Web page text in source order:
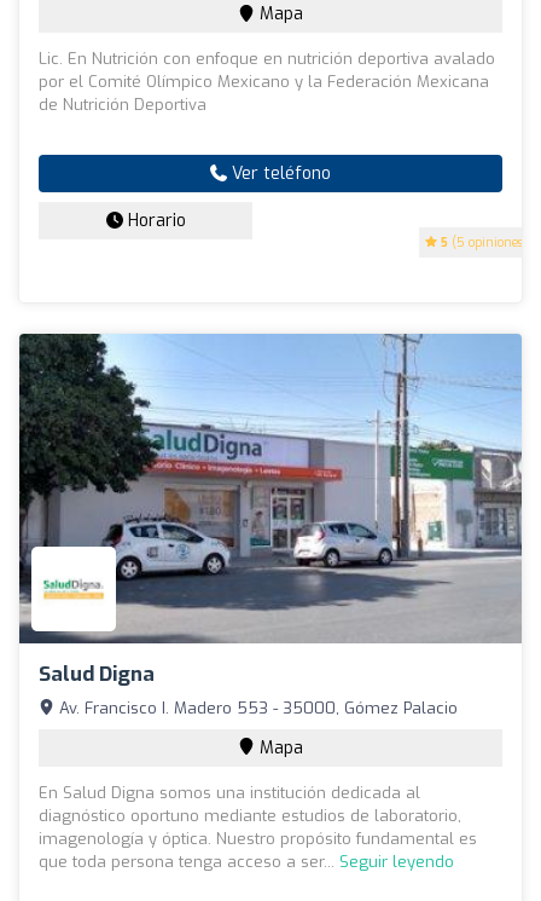
5 (5 opiniones)
Mapa
Lic. En Nutrición con enfoque en nutrición deportiva avalado
por el Comité Olímpico Mexicano y la Federación Mexicana
de Nutrición Deportiva
Ver teléfono
Horario
Salud Digna
Av. Francisco I. Madero 553 - 35000, Gómez Palacio
Mapa
En Salud Digna somos una institución dedicada al
diagnóstico oportuno mediante estudios de laboratorio,
imagenología y óptica. Nuestro propósito fundamental es
que toda persona tenga acceso a ser... Seguir leyendo